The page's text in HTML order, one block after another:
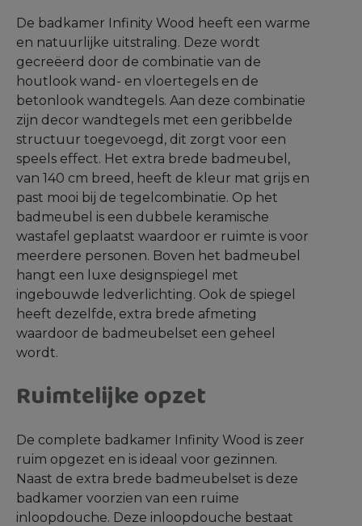
De badkamer Infinity Wood heeft een warme
en natuurlijke uitstraling. Deze wordt
gecreëerd door de combinatie van de
houtlook wand- en vloertegels en de
betonlook wandtegels. Aan deze combinatie
zijn decor wandtegels met een geribbelde
structuur toegevoegd, dit zorgt voor een
speels effect. Het extra brede badmeubel,
van 140 cm breed, heeft de kleur mat grijs en
past mooi bij de tegelcombinatie. Op het
badmeubel is een dubbele keramische
wastafel geplaatst waardoor er ruimte is voor
meerdere personen. Boven het badmeubel
hangt een luxe designspiegel met
ingebouwde ledverlichting. Ook de spiegel
heeft dezelfde, extra brede afmeting
waardoor de badmeubelset een geheel
wordt.
Ruimtelijke opzet
De complete badkamer Infinity Wood is zeer
ruim opgezet en is ideaal voor gezinnen.
Naast de extra brede badmeubelset is deze
badkamer voorzien van een ruime
inloopdouche. Deze inloopdouche bestaat